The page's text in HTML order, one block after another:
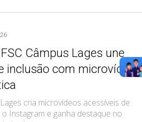
Câmpus Lages une
inclusão com microvídeos
cria microvídeos acessíveis de
Instagram e ganha destaque no